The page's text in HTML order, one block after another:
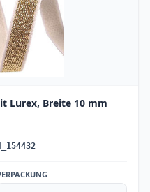
Lurex, Breite 10 mm